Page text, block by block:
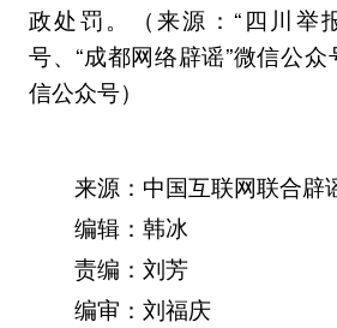
政处罚。（来源：“四川举
号、“成都网络辟谣”微信公众
信公众号）
来源：中国互联网联合辟
编辑：韩冰
责编：刘芳
编审：刘福庆